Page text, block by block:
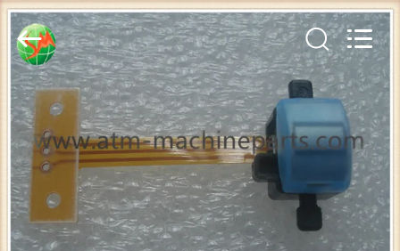
HAUS
PRODUKTE
ÜBER
UNS
International
Trade
Co.,Ltd..
Rights
Reserved.